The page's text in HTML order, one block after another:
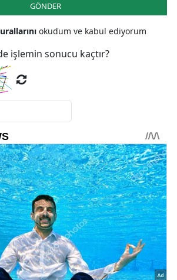
GÖNDER
okudum ve kabul ediyorum
işlemin sonucu kaçtır?